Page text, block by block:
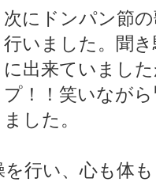
次にドンパン節
行いました。聞
に出来ていまし
プ！！笑いなが
ました。
行い、心も体